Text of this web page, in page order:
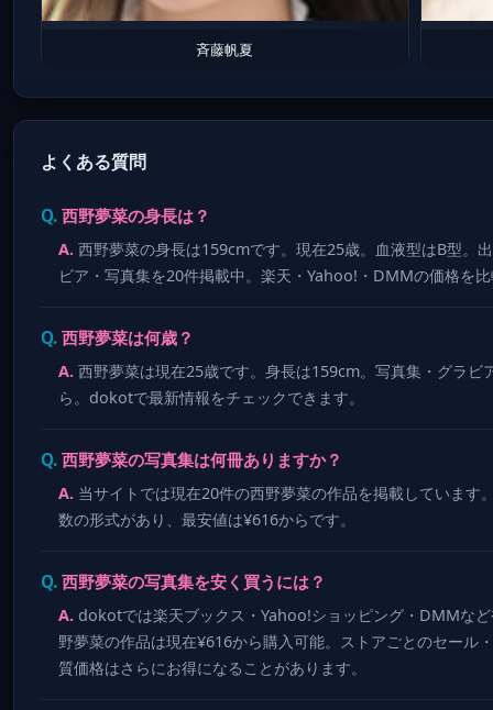
斉藤帆夏
よくある質問
西野夢菜の身長は？
西野夢菜の身長は159cmです。現在25歳。血液型はB型。
ビア・写真集を20件掲載中。楽天・Yahoo!・DMMの価格を
西野夢菜は何歳？
西野夢菜は現在25歳です。身長は159cm。写真集・グラ
ら。dokotで最新情報をチェックできます。
西野夢菜の写真集は何冊ありますか？
当サイトでは現在20件の西野夢菜の作品を掲載しています
数の形式があり、最安値は¥616からです。
西野夢菜の写真集を安く買うには？
dokotでは楽天ブックス・Yahoo!ショッピング・DMMな
野夢菜の作品は現在¥616から購入可能。ストアごとのセール
質価格はさらにお得になることがあります。